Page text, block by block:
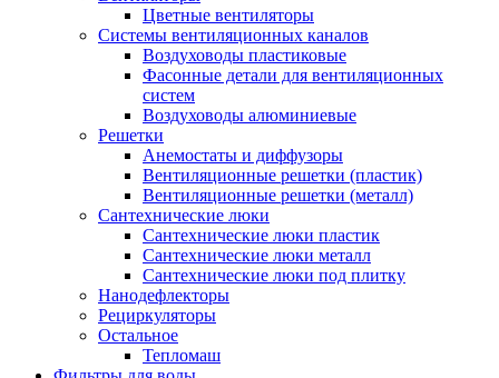
Цветные вентиляторы
Системы вентиляционных каналов
Воздуховоды пластиковые
Фасонные детали для вентиляционных
систем
Воздуховоды алюминиевые
Решетки
Анемостаты и диффузоры
Вентиляционные решетки (пластик)
Вентиляционные решетки (металл)
Сантехнические люки
Сантехнические люки пластик
Сантехнические люки металл
Сантехнические люки под плитку
Нанодефлекторы
Рециркуляторы
Остальное
Тепломаш